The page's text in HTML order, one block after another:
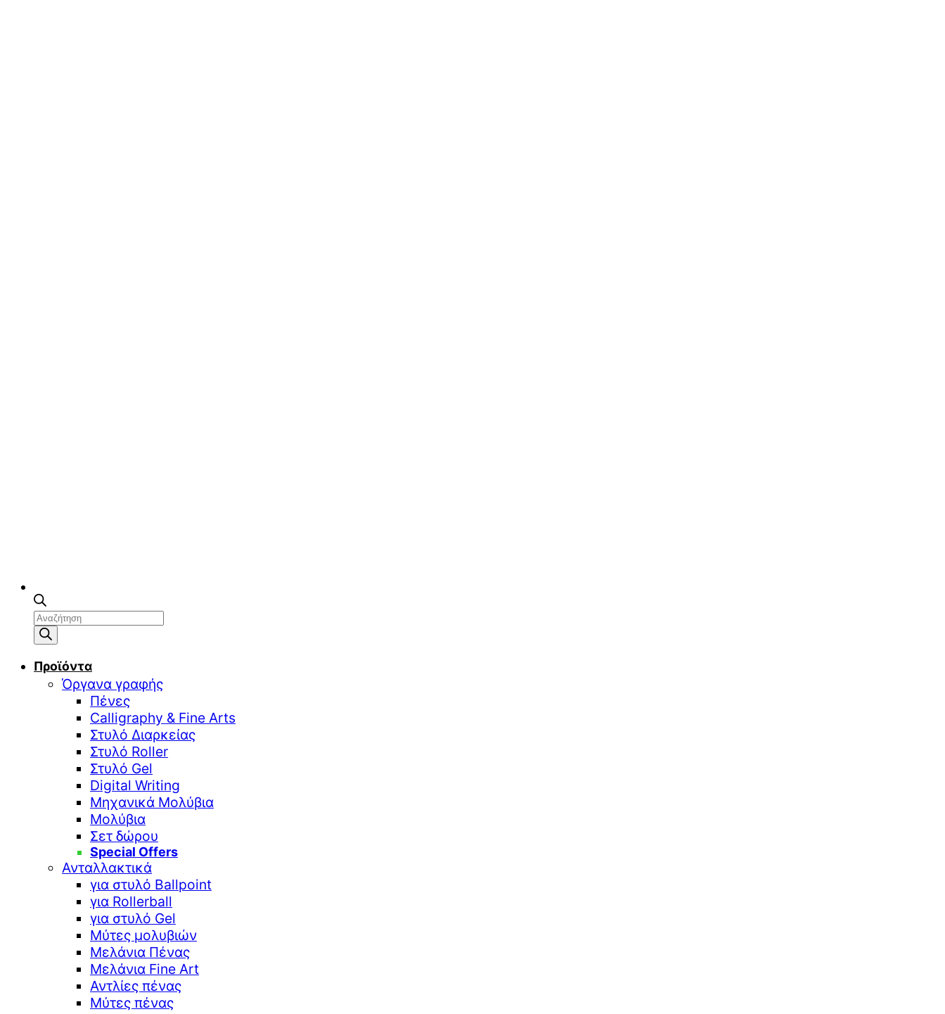
Αναζήτηση
προϊόντων
Προϊόντα
Όργανα γραφής
Πένες
Calligraphy & Fine Arts
Στυλό Διαρκείας
Στυλό Roller
Στυλό Gel
Digital Writing
Μηχανικά Μολύβια
Μολύβια
Σετ δώρου
Special Offers
Ανταλλακτικά
για στυλό Ballpoint
για Rollerball
για στυλό Gel
Μύτες μολυβιών
Μελάνια Πένας
Μελάνια Fine Art
Αντλίες πένας
Μύτες πένας